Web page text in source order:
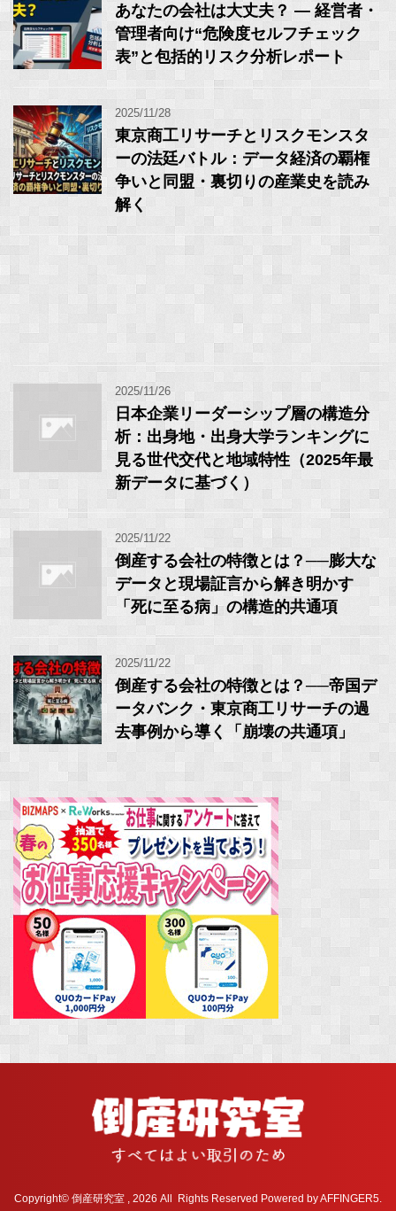
あなたの会社は大丈夫？ ― 経営者・
管理者向け“危険度セルフチェック
表”と包括的リスク分析レポート
2025/11/28
東京商工リサーチとリスクモンスタ
ーの法廷バトル：データ経済の覇権
争いと同盟・裏切りの産業史を読み
解く
2025/11/26
日本企業リーダーシップ層の構造分
析：出身地・出身大学ランキングに
見る世代交代と地域特性（2025年最
新データに基づく）
2025/11/22
倒産する会社の特徴とは？──膨大な
データと現場証言から解き明かす
「死に至る病」の構造的共通項
2025/11/22
倒産する会社の特徴とは？──帝国デ
ータバンク・東京商工リサーチの過
去事例から導く「崩壊の共通項」
Copyright© 倒産研究室 , 2026 All Rights Reserved Powered byAFFINGER5.